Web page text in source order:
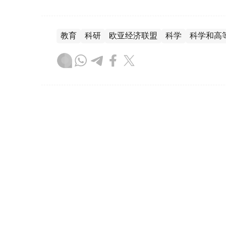
教育 科研 欧亚经济联盟 科学 科学和高